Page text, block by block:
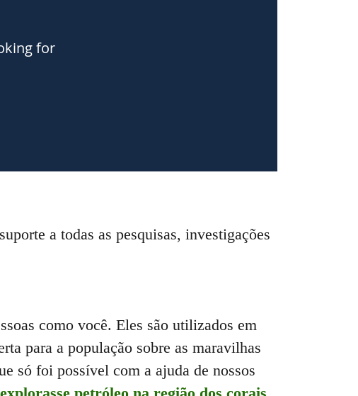
a todas as pesquisas, investigações
como você. Eles são utilizados em
para a população sobre as maravilhas
só foi possível com a ajuda de nossos